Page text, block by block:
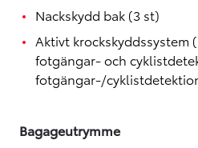
Nackskydd bak (3 st)
Aktivt krockskyddssystem
fotgängar- och
fotgängar-/
Bagageutrymme